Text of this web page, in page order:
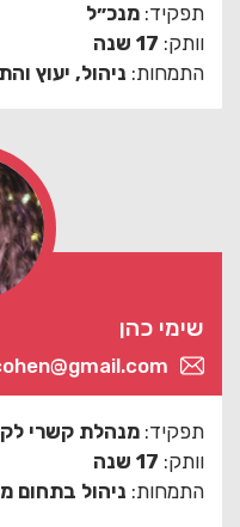
תפקיד: מנכ״ל
וותק: 17 שנה
התמחות: ניהול, יעוץ
שימי כהן
תפקיד: מנהלת קשרי
וותק: 17 שנה
התמחות: ניהול בתחום